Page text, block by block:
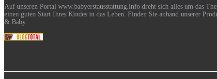
Auf unseren Portal www.babyerstausstattung.info dreht sich alles um das
einen guten Start Ihres Kindes in das Leben. Finden Sie anhand unserer
& Baby.